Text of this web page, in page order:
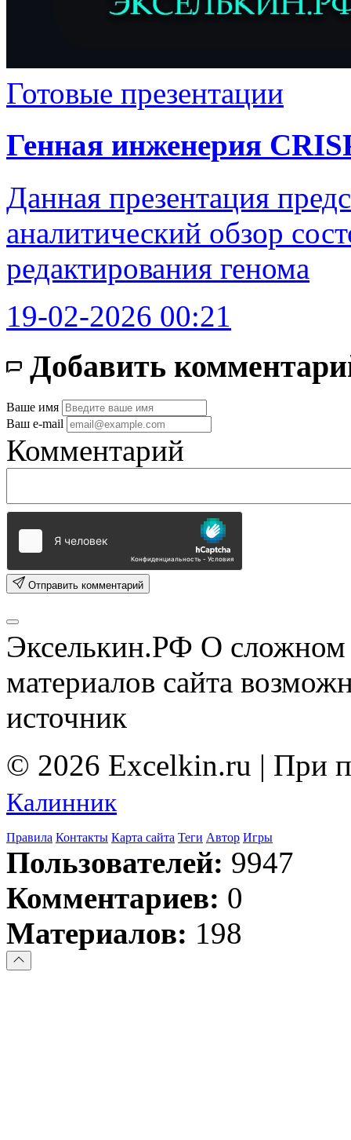
Готовые презентации
Генная инженерия
Данная презентация
аналитический обзор
редактирования генома
19-02-2026 00:21
Добавить
Ваше имя
Ваш e-mail
Комментарий
Отправить комментарий
Экселькин.РФ О сложном
материалов сайта
источник
© 2026 Excelkin.ru | При
Калинник
Правила Контакты Карта сайта Теги Автор Игры
Пользователей: 9947
Комментариев: 0
Материалов: 198